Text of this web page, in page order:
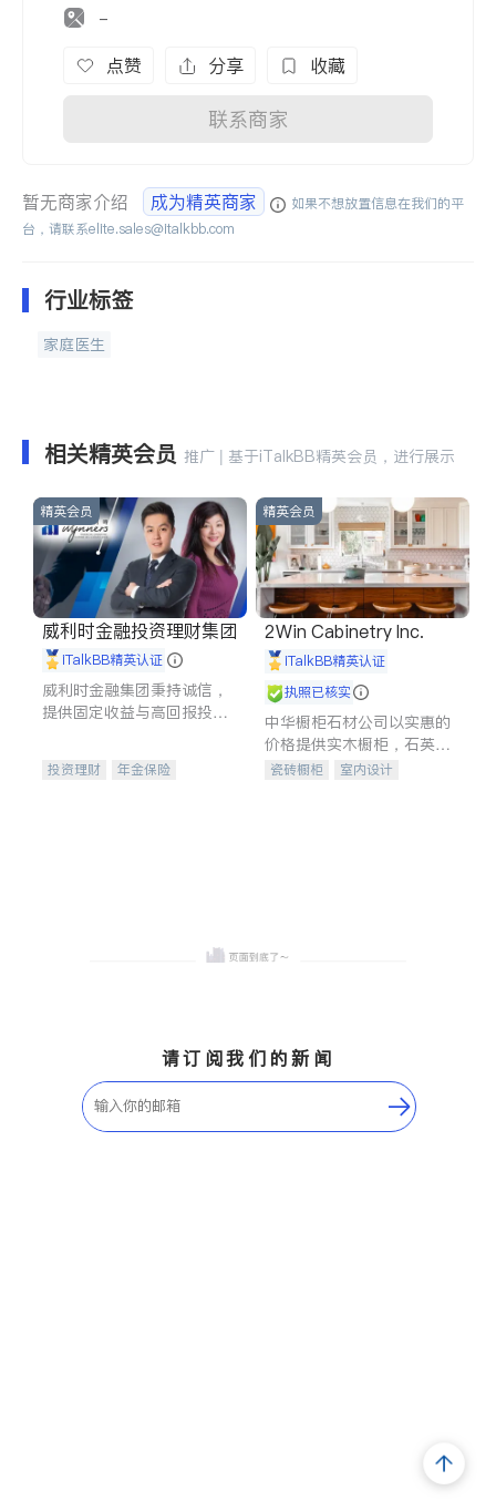
-
点赞 分享 收藏
联系商家
暂无商家介绍 成为精英商家
如果不想放置信息在我们的平
台，请联系elite.sales@italkbb.com
行业标签
家庭医生
相关精英会员 推广 | 基于iTalkBB精英会员，进行展示
精英会员
威利时金融投资理财集团
iTalkBB精英认证
威利时金融集团秉持诚信，
提供固定收益与高回报投资
合，助力客户实现目标
投资理财
年金保险
精英会员
2Win Cabinetry Inc.
iTalkBB精英认证
执照已核实
中华橱柜石材公司以实惠的
价格提供实木橱柜，石英石
台面，多种优质不锈钢水
瓷砖橱柜
室内设计
请订阅我们的新闻